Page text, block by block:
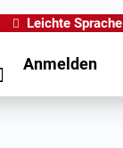
Leichte Sprache
Anmelden